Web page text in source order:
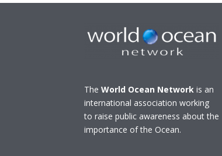
The World Ocean Network is an
international association working
to raise public awareness about the
importance of the Ocean.